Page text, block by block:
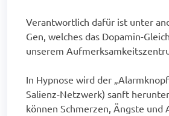
Verantwortlich dafür ist unter
Gen, welches das Dopamin-
unserem
In Hypnose wird der
Salienz-Netzwerk) sanft
können Schmerzen, Ängste und